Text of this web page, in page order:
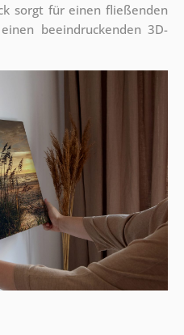
sorgt für einen fließenden
beeindruckenden 3D-